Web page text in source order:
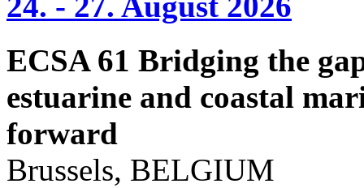
ECSA 61 Bridging the
estuarine and coastal
forward
Brussels, BELGIUM